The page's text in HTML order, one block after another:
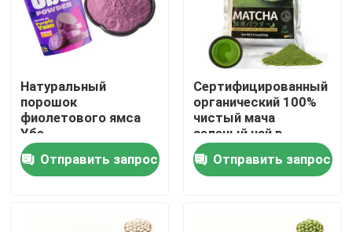
Натуральный
порошок
фиолетового ямса
Убе
Отправить запрос
Сертифицированный
органический 100%
чистый мача
зеленый чай в
порошке
Отправить запрос